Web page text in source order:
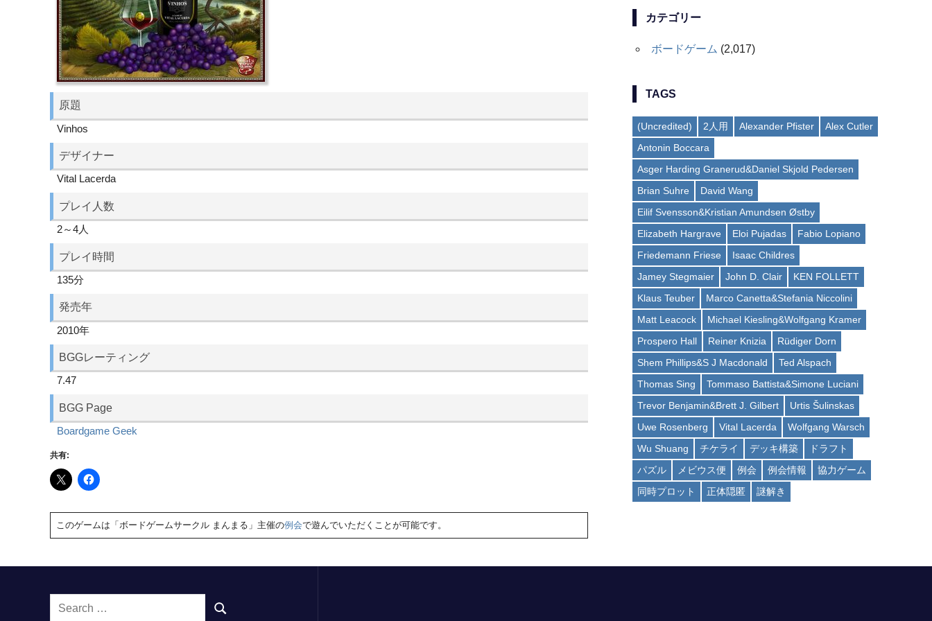
原題
Vinhos
デザイナー
Vital Lacerda
プレイ人数
2～4人
プレイ時間
135分
発売年
2010年
BGGレーティング
7.47
BGG Page
Boardgame Geek
共有:
このゲームは「ボードゲームサークル まんまる」主催の例会で遊んでいただくことが可能です。
カテゴリー
ボードゲーム (2,017)
TAGS
(Uncredited) 2人用 Alexander Pfister
Alex Cutler
Antonin Boccara
Asger Harding Granerud&Daniel Skjold Pedersen
Brian Suhre
David Wang
Eilif Svensson&Kristian Amundsen Østby
Elizabeth Hargrave
Eloi Pujadas
Fabio Lopiano
Friedemann Friese
Isaac Childres
Jamey Stegmaier
John D. Clair
KEN FOLLETT
Klaus Teuber
Marco Canetta&Stefania Niccolini
Matt Leacock
Michael Kiesling&Wolfgang Kramer
Prospero Hall
Reiner Knizia
Rüdiger Dorn
Shem Phillips&S J Macdonald
Ted Alspach
Thomas Sing
Tommaso Battista&Simone Luciani
Trevor Benjamin&Brett J. Gilbert
Urtis Šulinskas
Uwe Rosenberg
Vital Lacerda
Wolfgang Warsch
Wu Shuang
チケライ デッキ構築
ドラフト
パズル
メビウス便 例会 例会情報
協力ゲーム
同時プロット
正体隠匿 謎解き
Search
SEARCH